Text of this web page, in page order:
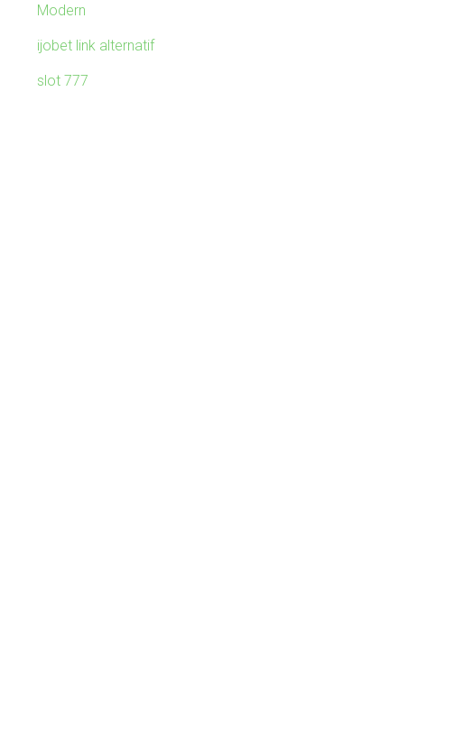
Modern
ijobet link alternatif
slot 777